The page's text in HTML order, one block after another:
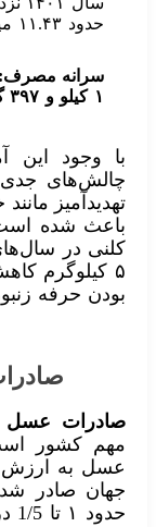
سرانه مصرف:
۱ کیلو و ۳۹۷ گرم
با وجود این
چالش‌های
تهدیدآمیز
باعث شده است
۵ کیلوگرم
بودن حرفه
صادرات عسل
مهم کشور است. در
عسل به ارزش
جهان صادر